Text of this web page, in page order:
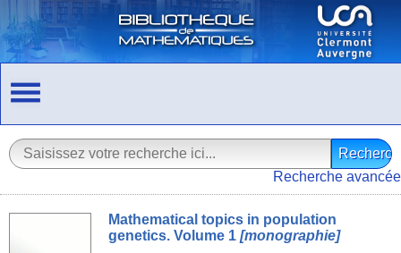
Recherche avancée
Mathematical topics in population
genetics. Volume 1 [monographie]